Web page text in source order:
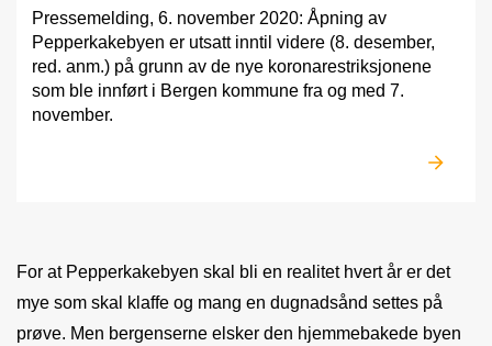
Pressemelding, 6. november 2020: Åpning av
Pepperkakebyen er utsatt inntil videre (8. desember,
red. anm.) på grunn av de nye koronarestriksjonene
som ble innført i Bergen kommune fra og med 7.
november.
For at Pepperkakebyen skal bli en realitet hvert år er det
mye som skal klaffe og mang en dugnadsånd settes på
prøve. Men bergenserne elsker den hjemmebakede byen